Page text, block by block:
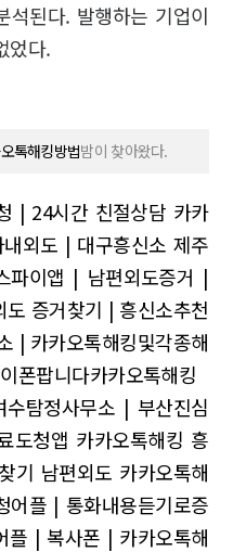
석된다. 발행하는 기업이
었다.
톡해킹방법밤이 찾아왔다.
| 24시간 친절상담 카카
외도 | 대구흥신소 제주
파이앱 | 남편외도증거 |
증거찾기 | 흥신소추천
| 카카오톡해킹및각종해
폰팝니다카카오톡해킹
수탐정사무소 | 부산진심
도청앱 카카오톡해킹 흥
기 남편외도 카카오톡해
어플 | 통화내용듣기로증
플 | 복사폰 | 카카오톡해